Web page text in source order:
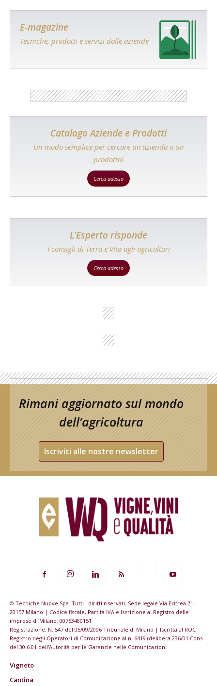
E-magazine
Tecniche, prodotti e servizi dalle aziende
Catalogo Aziende e Prodotti
Un modo semplice per cercare un'azienda o un
prodotto!
Cerca adesso
L'Esperto risponde
I consigli di Terra e Vita agli agricoltori
Cerca adesso
Rimani aggiornato sul mondo
dell’agricoltura
Iscriviti alle nostre newsletter
© Tecniche Nuove Spa. Tutti i diritti riservati. Sede legale Via Eritrea 21 -
20157 Milano | Codice fiscale, Partita IVA e Iscrizione al Registro delle
imprese di Milano: 00753480151
Registrazione: N. 547 del 05/09/2006 Tribunale di Milano | Iscritta al ROC
Registro degli Operatori di Comunicazione al n. 6419 (delibera 236/01 Cons
del 30.6.01 dell'Autorità per le Garanzie nelle Comunicazioni
Vigneto
Cantina